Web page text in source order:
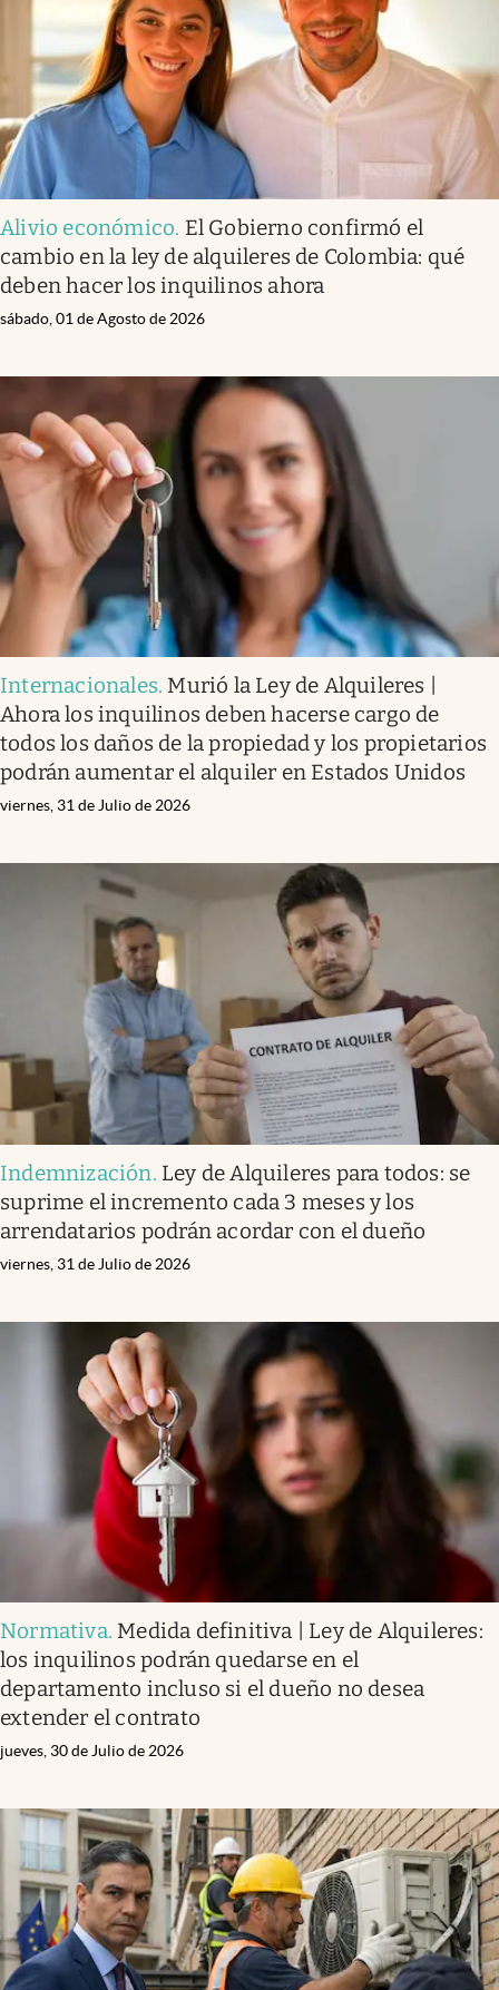
Alivio económico. El Gobierno confirmó el
cambio en la ley de alquileres de Colombia: qué
deben hacer los inquilinos ahora
sábado, 01 de Agosto de 2026
Internacionales. Murió la Ley de Alquileres |
Ahora los inquilinos deben hacerse cargo de
todos los daños de la propiedad y los propietarios
podrán aumentar el alquiler en Estados Unidos
viernes, 31 de Julio de 2026
Indemnización. Ley de Alquileres para todos: se
suprime el incremento cada 3 meses y los
arrendatarios podrán acordar con el dueño
viernes, 31 de Julio de 2026
Normativa. Medida definitiva | Ley de Alquileres:
los inquilinos podrán quedarse en el
departamento incluso si el dueño no desea
extender el contrato
jueves, 30 de Julio de 2026